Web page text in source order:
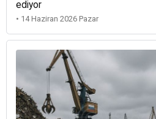
ediyor
• 14 Haziran 2026 Pazar